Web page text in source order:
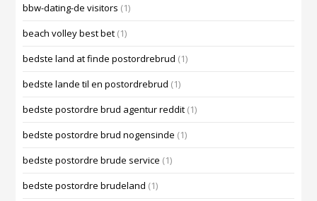
bbw-dating-de visitors (1)
beach volley best bet (1)
bedste land at finde postordrebrud (1)
bedste lande til en postordrebrud (1)
bedste postordre brud agentur reddit (1)
bedste postordre brud nogensinde (1)
bedste postordre brude service (1)
bedste postordre brudeland (1)